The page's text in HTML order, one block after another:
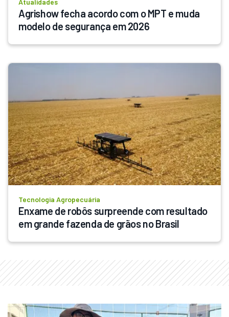
Agrishow fecha acordo com o MPT e muda
modelo de segurança em 2026
Tecnologia Agropecuária
Enxame de robôs surpreende com resultado
em grande fazenda de grãos no Brasil